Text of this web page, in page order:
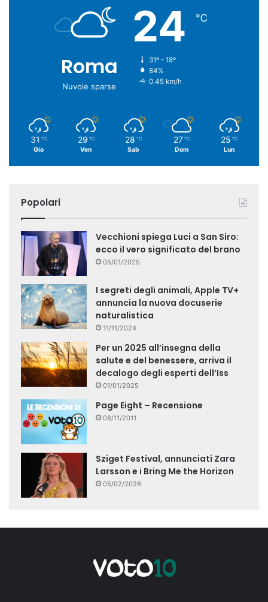
Roma
Nuvole sparse
24 ℃
31º - 18º
84%
0.45 km/h
31 ℃
Gio
29 ℃
Ven
28 ℃
Sab
27 ℃
Dom
25 ℃
Lun
Popolari
Vecchioni spiega Luci a San Siro:
ecco il vero significato del brano
05/01/2025
I segreti degli animali, Apple TV+
annuncia la nuova docuserie
naturalistica
11/11/2024
Per un 2025 all’insegna della
salute e del benessere, arriva il
decalogo degli esperti dell’Iss
01/01/2025
Page Eight – Recensione
08/11/2011
Sziget Festival, annunciati Zara
Larsson e i Bring Me the Horizon
05/02/2026